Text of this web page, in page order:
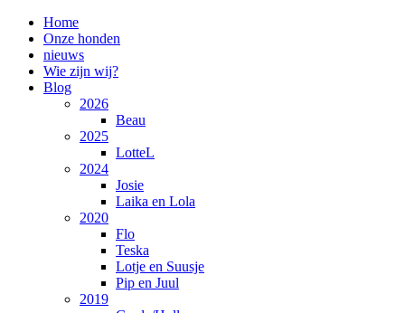
Home
Onze honden
nieuws
Wie zijn wij?
Blog
2026
Beau
2025
LotteL
2024
Josie
Laika en Lola
2020
Flo
Teska
Lotje en Suusje
Pip en Juul
2019